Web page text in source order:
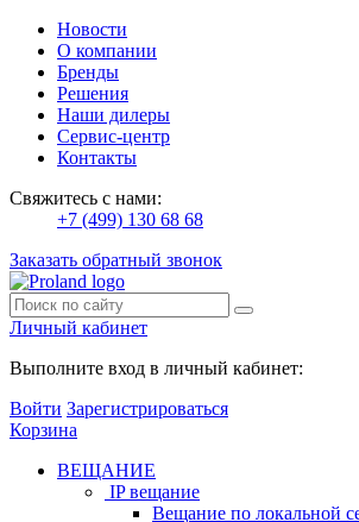
Новости
О компании
Бренды
Решения
Наши дилеры
Сервис-центр
Контакты
Свяжитесь с нами:
+7 (499) 130 68 68
Заказать обратный звонок
Личный кабинет
Выполните вход в личный кабинет:
Войти Зарегистрироваться
Корзина
ВЕЩАНИЕ
IP вещание
Вещание по локальной